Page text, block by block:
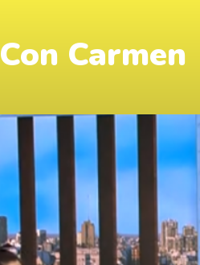
Con Carmen